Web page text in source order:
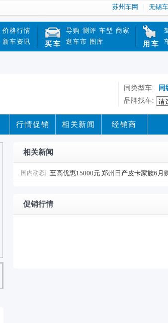
苏州车网 无锡
价格行情
新车资讯 买车
导购 测评 车型 商家
逛车市 图库 用车
同类型车: 同
品牌找车:
行情促销 相关新闻 经销商
相关新闻
国内动态 至高优惠15000元 郑州日产皮卡家族6月
促销行情